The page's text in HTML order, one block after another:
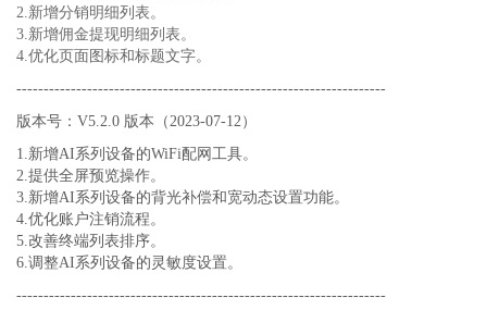
2.新增分销明细列表。
3.新增佣金提现明细列表。
4.优化页面图标和标题文字。
--------------------------------------------------------------------
版本号：V5.2.0 版本（2023-07-12）
1.新增AI系列设备的WiFi配网工具。
2.提供全屏预览操作。
3.新增AI系列设备的背光补偿和宽动态设置功能。
4.优化账户注销流程。
5.改善终端列表排序。
6.调整AI系列设备的灵敏度设置。
--------------------------------------------------------------------